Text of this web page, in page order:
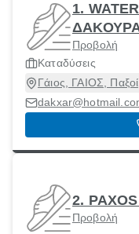
1.
Προβολή
Καταδύσεις
Γάιος, ΓΑΙΟΣ,
2.
Προβολή